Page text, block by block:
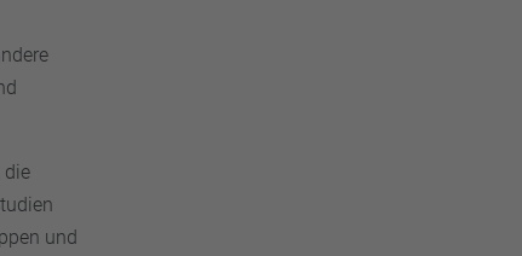
die
und